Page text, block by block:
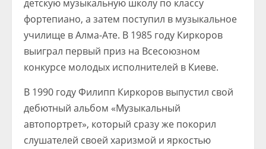
детскую музыкальную школу по классу
фортепиано, а затем поступил в музыкальное
училище в Алма-Ате. В 1985 году Киркоров
выиграл первый приз на Всесоюзном
конкурсе молодых исполнителей в Киеве.
В 1990 году Филипп Киркоров выпустил свой
дебютный альбом «Музыкальный
автопортрет», который сразу же покорил
слушателей своей харизмой и яркостью